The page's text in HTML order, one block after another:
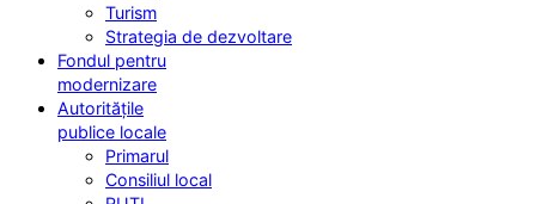
Turism
Strategia de dezvoltare
Fondul pentru
modernizare
Autoritățile
publice locale
Primarul
Consiliul local